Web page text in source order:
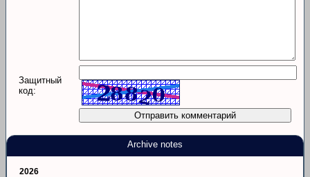
Защитный
код:
Archive notes
2026